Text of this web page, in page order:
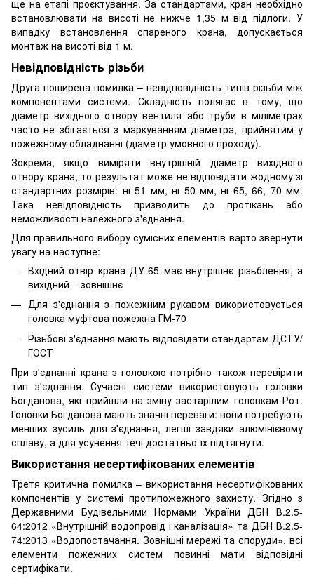
ще на етапі проєктування. За стандартами, кран необхідно
встановлювати на висоті не нижче 1,35 м від підлоги. У
випадку встановлення спареного крана, допускається
монтаж на висоті від 1 м.
Невідповідність різьби
Друга поширена помилка – невідповідність типів різьби між
компонентами системи. Складність полягає в тому, що
діаметр вихідного отвору вентиля або труби в міліметрах
часто не збігається з маркуванням діаметра, прийнятим у
пожежному обладнанні (діаметр умовного проходу).
Зокрема, якщо виміряти внутрішній діаметр вихідного
отвору крана, то результат може не відповідати жодному зі
стандартних розмірів: ні 51 мм, ні 50 мм, ні 65, 66, 70 мм.
Така невідповідність призводить до протікань або
неможливості належного з'єднання.
Для правильного вибору сумісних елементів варто звернути
увагу на наступне:
Вхідний отвір крана ДУ-65 має внутрішнє різьблення, а
вихідний – зовнішнє
Для з'єднання з пожежним рукавом використовується
головка муфтова пожежна ГМ-70
Різьбові з'єднання мають відповідати стандартам ДСТУ/
ГОСТ
При з'єднанні крана з головкою потрібно також перевірити
тип з'єднання. Сучасні системи використовують головки
Богданова, які прийшли на зміну застарілим головкам Рот.
Головки Богданова мають значні переваги: вони потребують
менших зусиль для з'єднання, легші завдяки алюмінієвому
сплаву, а для усунення течі достатньо їх підтягнути.
Використання несертифікованих елементів
Третя критична помилка – використання несертифікованих
компонентів у системі протипожежного захисту. Згідно з
Державними Будівельними Нормами України ДБН В.2.5-
64:2012 «Внутрішній водопровід і каналізація» та ДБН В.2.5-
74:2013 «Водопостачання. Зовнішні мережі та споруди», всі
елементи пожежних систем повинні мати відповідні
сертифікати.